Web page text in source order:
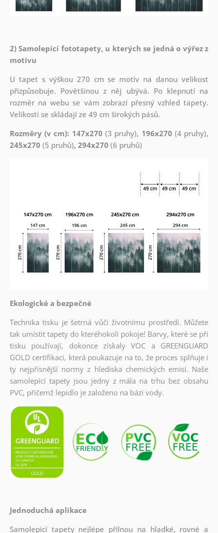
2) Samolepící fototapety, u kterých se jedná o výřez z
motivu
U tapet s výškou 270 cm se motiv na danou velikost
přizpůsobuje. Povětšinou z něj ubývá. Po klepnutí na
rozměr na webu se vám zobrazí přesný vzhled tapety.
Velikosti se skládají ze 49 cm širokých pásů.
Rozměry (v cm): 147x270 (3 pruhy), 196x270 (4 pruhy),
245x270 (5 pruhů), 294x270 (6 pruhů)
Ekologické a bezpečné
Technika tisku je šetrná vůči životnímu prostředí. Můžete
tak umístit tapety do kteréhokoli pokoje! Barvy, které se při
tisku používají, dokonce získaly VOC a GREENGUARD
GOLD certifikaci, která poukazuje na to, že proces splňuje i
ty nejpřísnější normy z hlediska chemických emisí. Naše
samolepící tapety jsou jedny z mála na trhu bez obsahu
PVC, přičemž lepidlo je založeno na bázi vody.
Jednoduchá aplikace
Samolepicí tapety nejlépe přilnou na hladké, rovné a